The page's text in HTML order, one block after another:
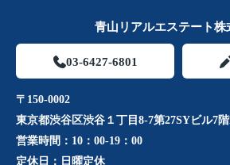
青山リアルエステート株
03-6427-6801
〒150-0002
東京都渋谷区渋谷１丁目8-7第27SYビル7
営業時間： 10：00-19：00
定休日： 日曜定休